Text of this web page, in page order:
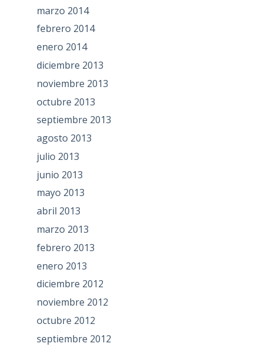
marzo 2014
febrero 2014
enero 2014
diciembre 2013
noviembre 2013
octubre 2013
septiembre 2013
agosto 2013
julio 2013
junio 2013
mayo 2013
abril 2013
marzo 2013
febrero 2013
enero 2013
diciembre 2012
noviembre 2012
octubre 2012
septiembre 2012